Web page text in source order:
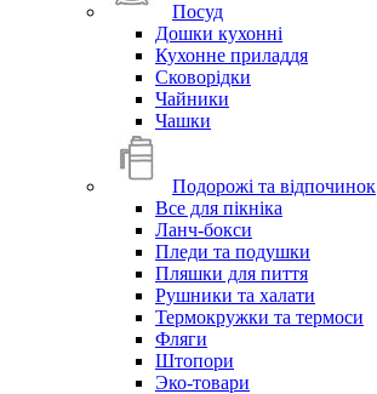
Посуд
Дошки кухонні
Кухонне приладдя
Сковорідки
Чайники
Чашки
Подорожі та відпочинок
Все для пікніка
Ланч-бокси
Пледи та подушки
Пляшки для пиття
Рушники та халати
Термокружки та термоси
Фляги
Штопори
Эко-товари